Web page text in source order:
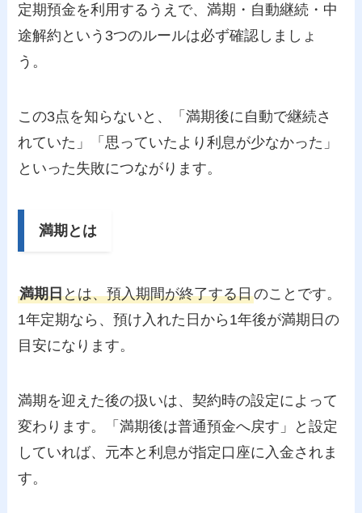
定期預金を利用するうえで、満期・自動継続・中
途解約という3つのルールは必ず確認しましょ
う。
この3点を知らないと、「満期後に自動で継続さ
れていた」「思っていたより利息が少なかった」
といった失敗につながります。
満期とは
満期日とは、預入期間が終了する日のことです。
1年定期なら、預け入れた日から1年後が満期日の
目安になります。
満期を迎えた後の扱いは、契約時の設定によって
変わります。「満期後は普通預金へ戻す」と設定
していれば、元本と利息が指定口座に入金されま
す。